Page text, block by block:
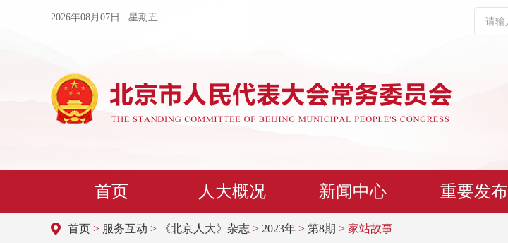
2026年08月07日 星期五
首页 人大概况 新闻中心 重要发布
首页 > 服务互动 > 《北京人大》杂志 > 2023年 > 第8期 > 家站故事